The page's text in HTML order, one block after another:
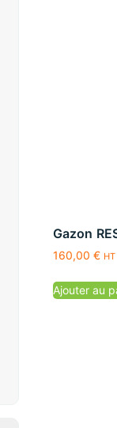
Gazon
160,00 € HT
Ajouter au